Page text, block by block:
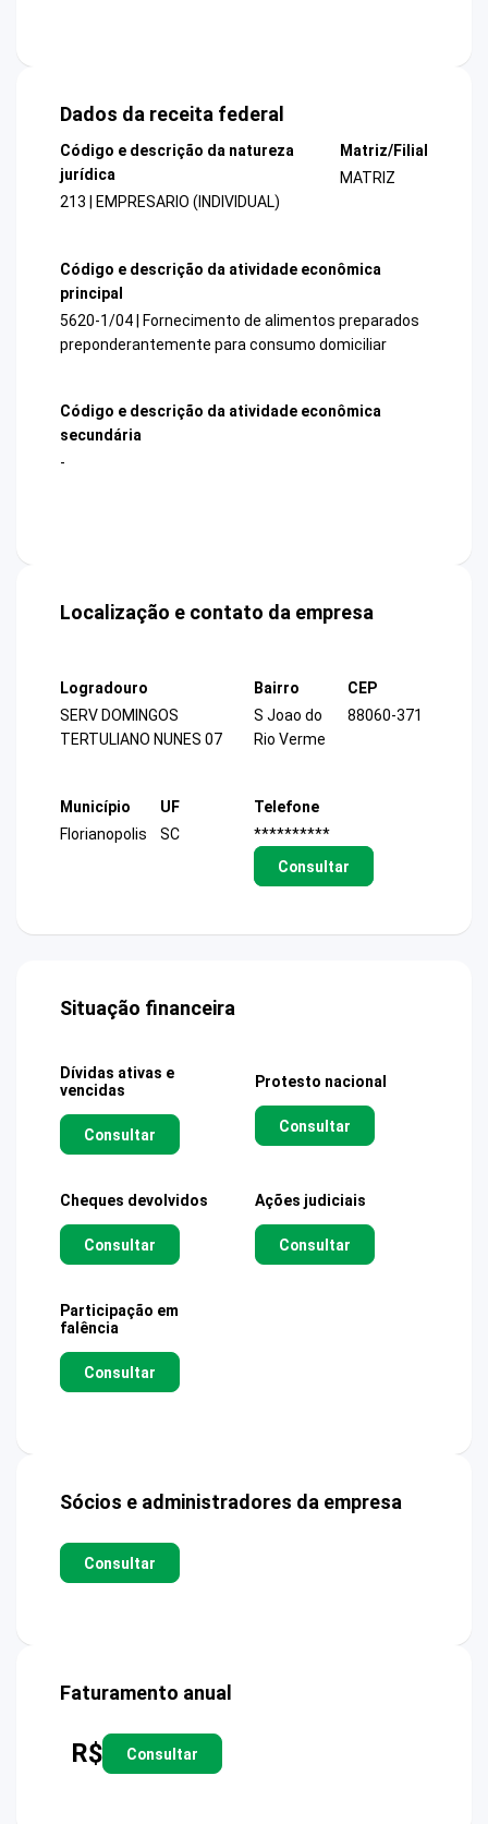
Dados da receita federal
Código e descrição da natureza
jurídica
213 | EMPRESARIO (INDIVIDUAL)
Matriz/Filial
MATRIZ
Código e descrição da atividade econômica
principal
5620-1/04 | Fornecimento de alimentos preparados
preponderantemente para consumo domiciliar
Código e descrição da atividade econômica
secundária
-
Localização e contato da empresa
Logradouro
SERV DOMINGOS
TERTULIANO NUNES 07
Bairro
S Joao do
Rio Verme
CEP
88060-371
Município
Florianopolis
UF
SC
Telefone
**********
Consultar
Situação financeira
Dívidas ativas e
vencidas
Consultar
Protesto nacional
Consultar
Cheques devolvidos
Consultar
Ações judiciais
Consultar
Participação em
falência
Consultar
Sócios e administradores da empresa
Consultar
Faturamento anual
R$ Consultar